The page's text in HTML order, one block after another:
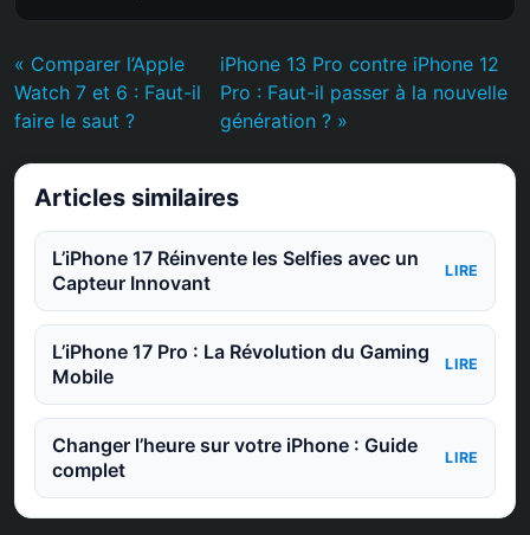
« Comparer l’Apple
Watch 7 et 6 : Faut-il
faire le saut ?
iPhone 13 Pro contre iPhone 12
Pro : Faut-il passer à la nouvelle
génération ? »
Articles similaires
L’iPhone 17 Réinvente les Selfies avec un
Capteur Innovant
LIRE
L’iPhone 17 Pro : La Révolution du Gaming
Mobile
LIRE
Changer l’heure sur votre iPhone : Guide
complet
LIRE